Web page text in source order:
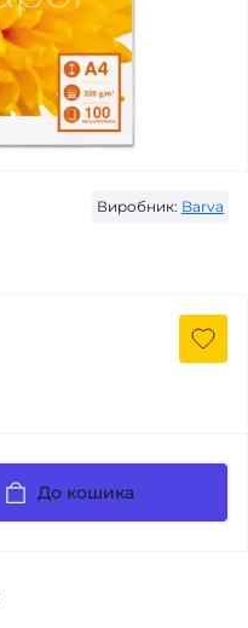
Виробник: Barva
До кошика